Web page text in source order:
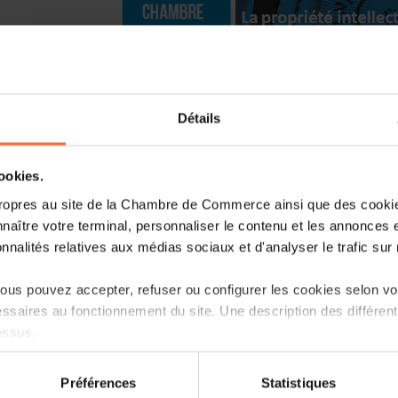
Détails
au site de la Chambre de Commerce ainsi que des
votre terminal, personnaliser le contenu et les annonces
relatives aux médias sociaux et d'analyser le trafic sur
pouvez accepter, refuser ou configurer les cookies selon
au fonctionnement du site. Une description des
sur le site et certaines fonctionnalités (ex : lecture de vidéos,
Préférences Statistiques
l’Institut de la Propriété Intellectuelle
25 avril 2023la 15ème édition de la
propriété intellectuelle, ceci en
L’évènement débutera à 13h30 par
brevets, António Campinos.
Les interventions prévues lors de la